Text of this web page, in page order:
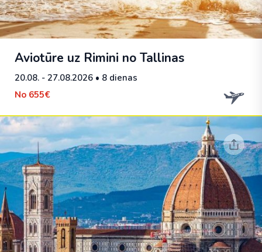
Aviotūre uz Rimini no Tallinas
20.08. - 27.08.2026 • 8 dienas
No 655€